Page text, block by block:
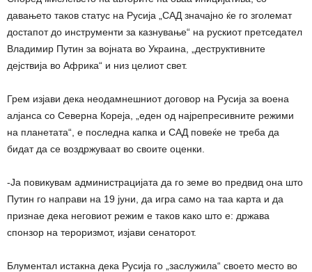
давањето таков статус на Русија „САД значајно ќе го зголемат
достапот до инструменти за казнување“ на рускиот претседател
Владимир Путин за војната во Украина, „деструктивните
дејствија во Африка“ и низ целиот свет.
Грем изјави дека неодамнешниот договор на Русија за воена
алјанса со Северна Кореја, „еден од најрепресивните режими
на планетата“, е последна капка и САД повеќе не треба да
бидат да се воздржуваат во своите оценки.
-Ја повикувам администрацијата да го земе во предвид она што
Путин го направи на 19 јуни, да игра само на таа карта и да
признае дека неговиот режим е таков како што е: држава
спонзор на тероризмот, изјави сенаторот.
Блументал истакна дека Русија го „заслужила“ своето место во